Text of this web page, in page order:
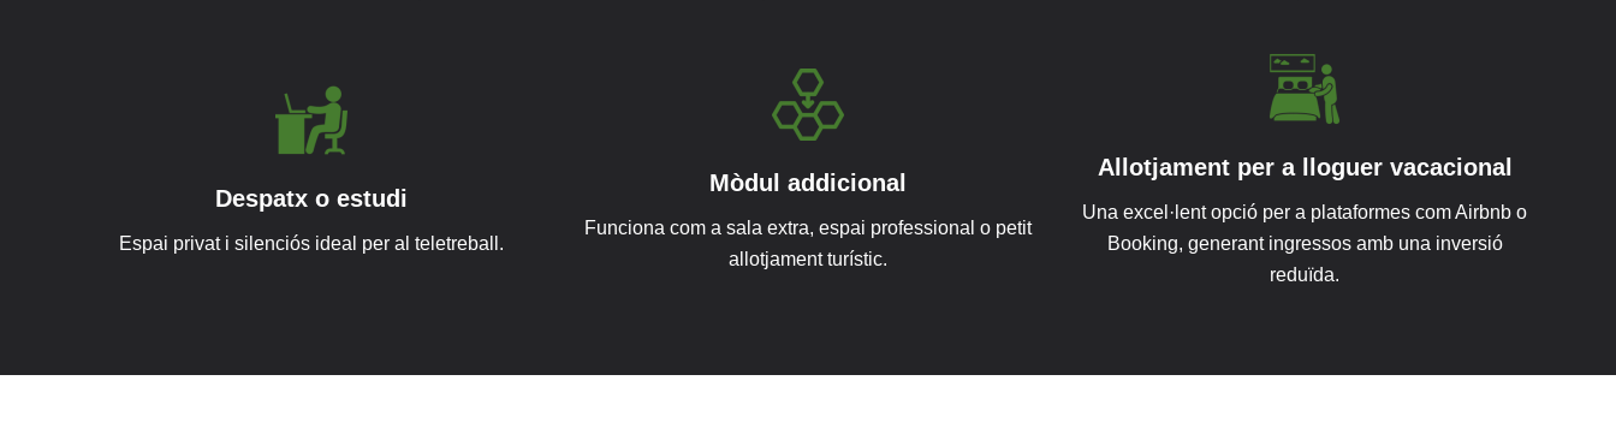
Despatx o estudi
Espai privat i silenciós ideal per al teletreball.
Mòdul addicional
Funciona com a sala extra, espai professional o petit
allotjament turístic.
Allotjament per a lloguer vacacional
Una excel·lent opció per a plataformes com Airbnb o
Booking, generant ingressos amb una inversió
reduïda.